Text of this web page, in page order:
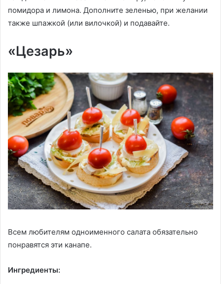
помидора и лимона. Дополните зеленью, при желании
также шпажкой (или вилочкой) и подавайте.
«Цезарь»
Всем любителям одноименного салата обязательно
понравятся эти канапе.
Ингредиенты: